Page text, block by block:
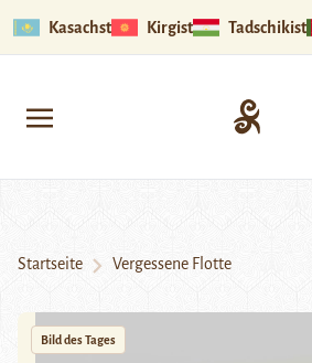
Kasachstan Kirgistan
Startseite Vergessene Flotte
Bild des Tages